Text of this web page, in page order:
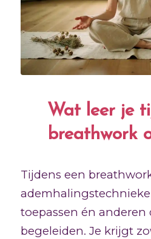
Wat leer je
breathwork
Tijdens een
toepassen én anderen
begeleiden. Je krijgt